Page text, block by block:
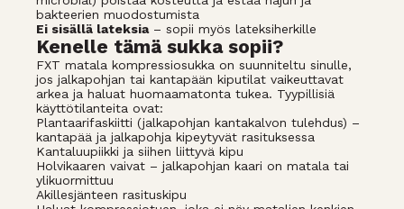
bakteerien muodostumista
Ei sisällä lateksia– sopii myös lateksiherkille
Kenelle tämä sukka sopii?
FXT matala kompressiosukka on suunniteltu sinulle,
jos jalkapohjan tai kantapään kiputilat vaikeuttavat
arkea ja haluat huomaamatonta tukea. Tyypillisiä
käyttötilanteita ovat:
Plantaarifaskiitti (jalkapohjan kantakalvon tulehdus) –
kantapää ja jalkapohja kipeytyvät rasituksessa
Kantaluupiikki ja siihen liittyvä kipu
Holvikaaren vaivat – jalkapohjan kaari on matala tai
ylikuormittuu
Akillesjänteen rasituskipu